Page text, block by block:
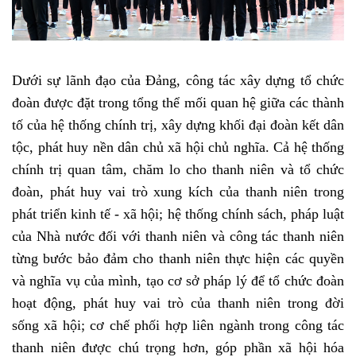
Dưới sự lãnh đạo của Đảng, công tác xây dựng tổ chức
đoàn được đặt trong tổng thể mối quan hệ giữa các thành
tố của hệ thống chính trị, xây dựng khối đại đoàn kết dân
tộc, phát huy nền dân chủ xã hội chủ nghĩa. Cả hệ thống
chính trị quan tâm, chăm lo cho thanh niên và tổ chức
đoàn, phát huy vai trò xung kích của thanh niên trong
phát triển kinh tế - xã hội; hệ thống chính sách, pháp luật
của Nhà nước đối với thanh niên và công tác thanh niên
từng bước bảo đảm cho thanh niên thực hiện các quyền
và nghĩa vụ của mình, tạo cơ sở pháp lý để tổ chức đoàn
hoạt động, phát huy vai trò của thanh niên trong đời
sống xã hội; cơ chế phối hợp liên ngành trong công tác
thanh niên được chú trọng hơn, góp phần xã hội hóa